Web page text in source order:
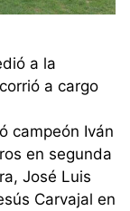
a la
a cargo
campeón Iván
en segunda
José Luis
Carvajal en